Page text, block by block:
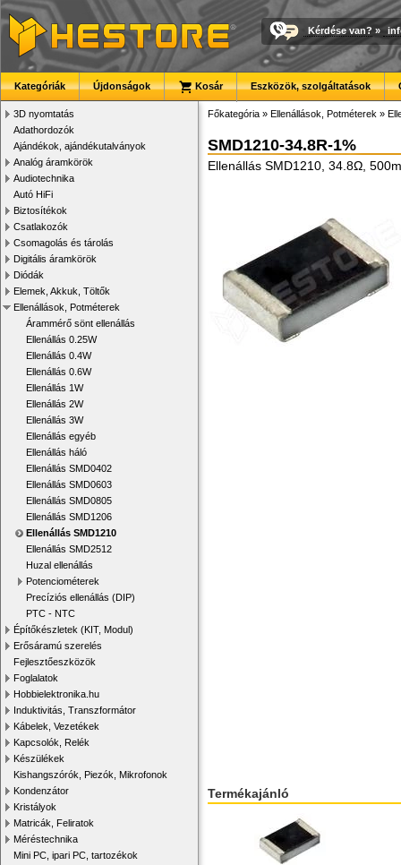
Kérdése van? »
Kategóriák Újdonságok Kosár Eszközök, szolgáltatások
3D nyomtatás
Adathordozók
Ajándékok, ajándékutalványok
Analóg áramkörök
Audiotechnika
Autó HiFi
Biztosítékok
Csatlakozók
Csomagolás és tárolás
Digitális áramkörök
Diódák
Elemek, Akkuk, Töltők
Ellenállások, Potméterek
Árammérő sönt ellenállás
Ellenállás 0.25W
Ellenállás 0.4W
Ellenállás 0.6W
Ellenállás 1W
Ellenállás 2W
Ellenállás 3W
Ellenállás egyéb
Ellenállás háló
Ellenállás SMD0402
Ellenállás SMD0603
Ellenállás SMD0805
Ellenállás SMD1206
Ellenállás SMD1210
Ellenállás SMD2512
Huzal ellenállás
Potenciométerek
Precíziós ellenállás (DIP)
PTC - NTC
Építőkészletek (KIT, Modul)
Erősáramú szerelés
Fejlesztőeszközök
Foglalatok
Hobbielektronika.hu
Induktivitás, Transzformátor
Kábelek, Vezetékek
Kapcsolók, Relék
Készülékek
Kishangszórók, Piezók, Mikrofonok
Kondenzátor
Kristályok
Matricák, Feliratok
Méréstechnika
Mini PC, ipari PC, tartozékok
Főkategória » Ellenállások, Potméterek »
SMD1210-34.8R-1%
Ellenállás SMD1210, 34.8Ω,
Termékajánló